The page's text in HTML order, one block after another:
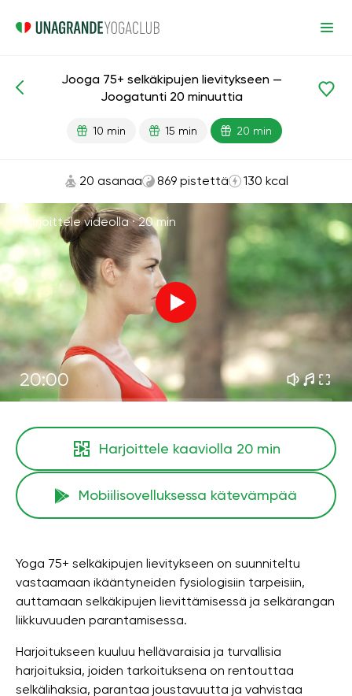
Valmiit oppitunnit Ikä
Jooga 75+ selkäkipujen lievitykseen —
Joogatunti 20 minuuttia
10 min 15 min 20 min
20 asanaa 869 pistettä 130 kcal
Harjoittele videolla ·20 min
20:00
Harjoittele kaaviolla 20 min
Mobiilisovelluksessa kätevämpää
Yoga 75+ selkäkipujen lievitykseen on suunniteltu
vastaamaan ikääntyneiden fysiologisiin tarpeisiin,
auttamaan selkäkipujen lievittämisessä ja selkärangan
liikkuvuuden parantamisessa.
Harjoitukseen kuuluu hellävaraisia ​​ja turvallisia
harjoituksia, joiden tarkoituksena on rentouttaa
selkälihaksia, parantaa joustavuutta ja vahvistaa